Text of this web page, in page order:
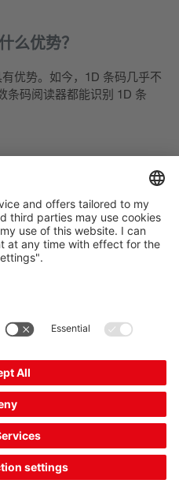
么优势？
优势。如今，1D 条码几乎不
条码阅读器都能识别 1D 条
必须在项目规划和设计 1D
纵向排布条码的正确距离或校
条码时，模块厚度，即黑条
器有很大影响。主要是，条